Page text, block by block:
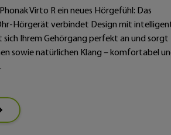
Virto R ein neues Hörgefühl: Das
Hörgerät verbindet Design mit
sich Ihrem Gehörgang perfekt an und
sowie natürlichen Klang – komfortabel